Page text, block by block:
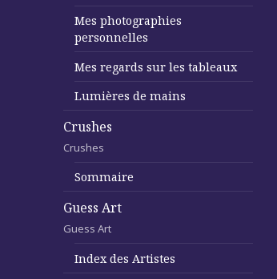
Mes photographies
personnelles
Mes regards sur les tableaux
Lumières de mains
Crushes
Crushes
Sommaire
Guess Art
Guess Art
Index des Artistes